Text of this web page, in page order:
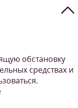
обстановку
средствах и